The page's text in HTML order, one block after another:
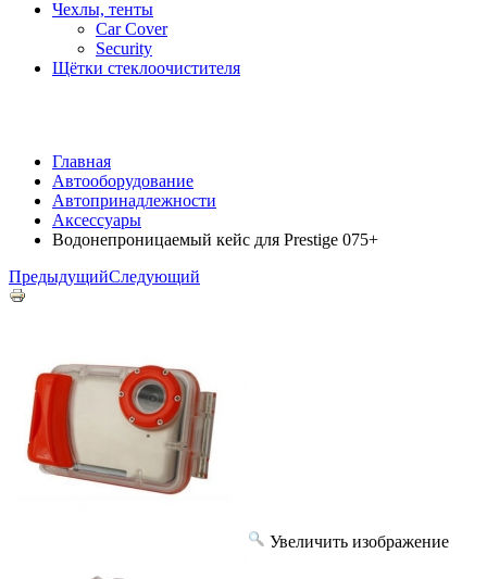
Чехлы, тенты
Car Cover
Security
Щётки стеклоочистителя
Главная
Автооборудование
Автопринадлежности
Аксессуары
Водонепроницаемый кейс для Prestige 075+
ПредыдущийСледующий
Увеличить изображение